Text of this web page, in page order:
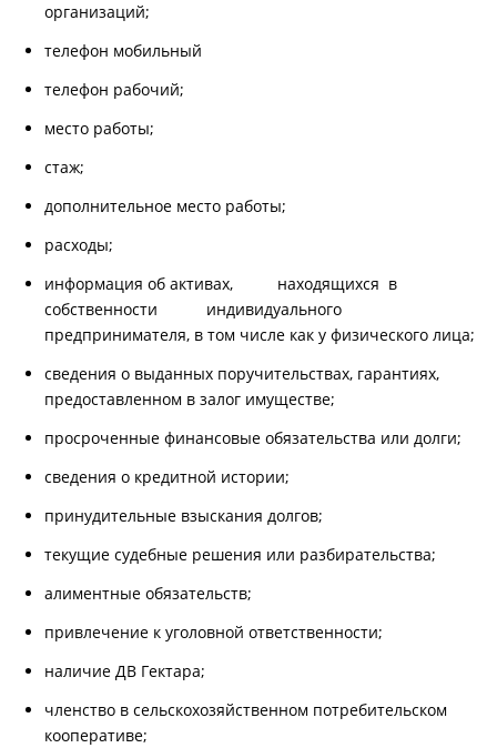
организаций;
телефон мобильный
телефон рабочий;
место работы;
стаж;
дополнительное место работы;
расходы;
информация об активах, находящихся в
собственности индивидуального
предпринимателя, в том числе как у физического лица;
сведения о выданных поручительствах, гарантиях,
предоставленном в залог имуществе;
просроченные финансовые обязательства или долги;
сведения о кредитной истории;
принудительные взыскания долгов;
текущие судебные решения или разбирательства;
алиментные обязательств;
привлечение к уголовной ответственности;
наличие ДВ Гектара;
членство в сельскохозяйственном потребительском
кооперативе;